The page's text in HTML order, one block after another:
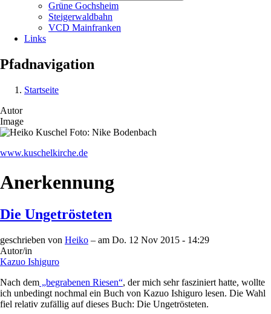
Grüne Gochsheim
Steigerwaldbahn
VCD Mainfranken
Links
Pfadnavigation
Startseite
Autor
Image
www.kuschelkirche.de
Anerkennung
Die Ungetrösteten
geschrieben von Heiko – am Do. 12 Nov 2015 - 14:29
Autor/in
Kazuo Ishiguro
Nach dem „begrabenen Riesen“, der mich sehr fasziniert hatte, wollte
ich unbedingt nochmal ein Buch von Kazuo Ishiguro lesen. Die Wahl
fiel relativ zufällig auf dieses Buch: Die Ungetrösteten.